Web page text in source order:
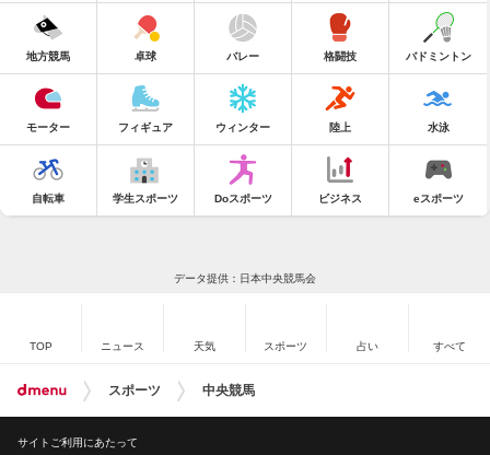
地方競馬 卓球 バレー 格闘技 バドミントン
モーター フィギュア ウィンター 陸上 水泳
自転車 学生スポーツ Doスポーツ ビジネス eスポーツ
データ提供：日本中央競馬会
TOP ニュース 天気 スポーツ 占い すべて
スポーツ 中央競馬
サイトご利用にあたって